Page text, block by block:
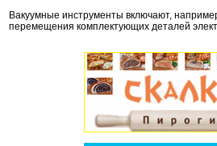
Вакуумные инструменты включают,
перемещения комплектующих деталей